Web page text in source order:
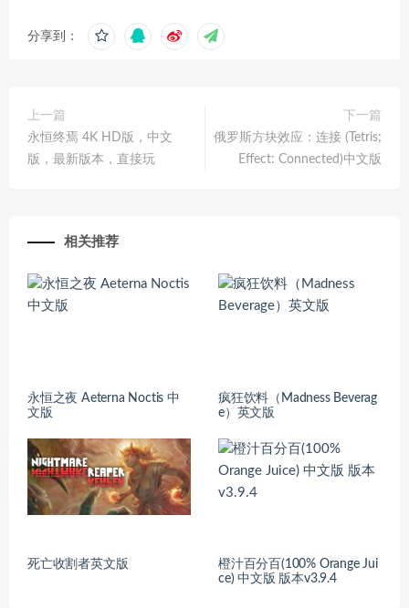
分享到：
上一篇
永恒终焉 4K HD版，中文
版，最新版本，直接玩
下一篇
俄罗斯方块效应：连接 (Tetris;
Effect: Connected)中文版
相关推荐
永恒之夜 Aeterna Noctis 中
文版
疯狂饮料（Madness Beverag
e）英文版
死亡收割者英文版
橙汁百分百(100% Orange Jui
ce) 中文版 版本v3.9.4